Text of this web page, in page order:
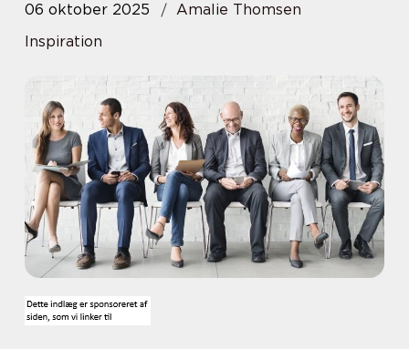
06 oktober 2025
Amalie Thomsen
Inspiration